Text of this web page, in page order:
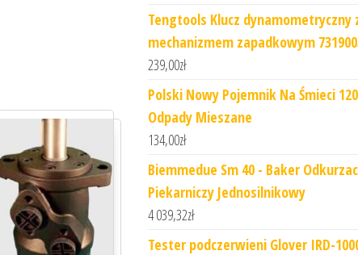
Tengtools Klucz dynamometryczny
mechanizmem zapadkowym
239,00zł
Polski Nowy Pojemnik Na Śmieci
Odpady Mieszane
134,00zł
Biemmedue Sm 40 - Baker
Piekarniczy Jednosilnikowy
4 039,32zł
Tester podczerwieni Glover IRD-